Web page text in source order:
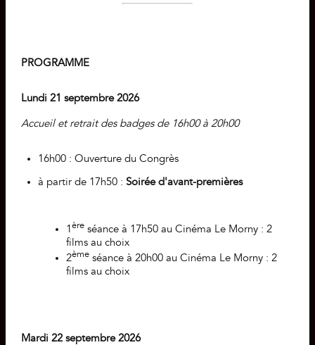
PROGRAMME
Lundi 21 septembre 2026
Accueil et retrait des badges de 16h00 à 20h00
16h00 : Ouverture du Congrès
à partir de 17h50 : Soirée d'avant-premières
1èreséance à 17h50 au Cinéma Le Morny : 2
films au choix
2èmeséance à 20h00 au Cinéma Le Morny : 2
films au choix
Mardi 22 septembre 2026